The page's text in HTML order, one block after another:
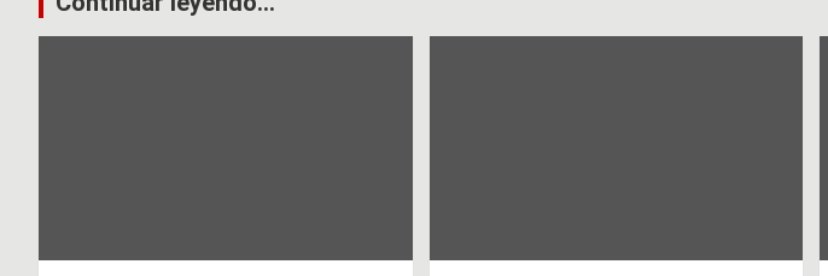
k
p
Navegación